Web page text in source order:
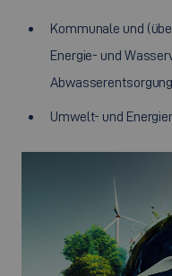
Kommunale und
Energie- und
Abwasserentsorgung
Umwelt- und